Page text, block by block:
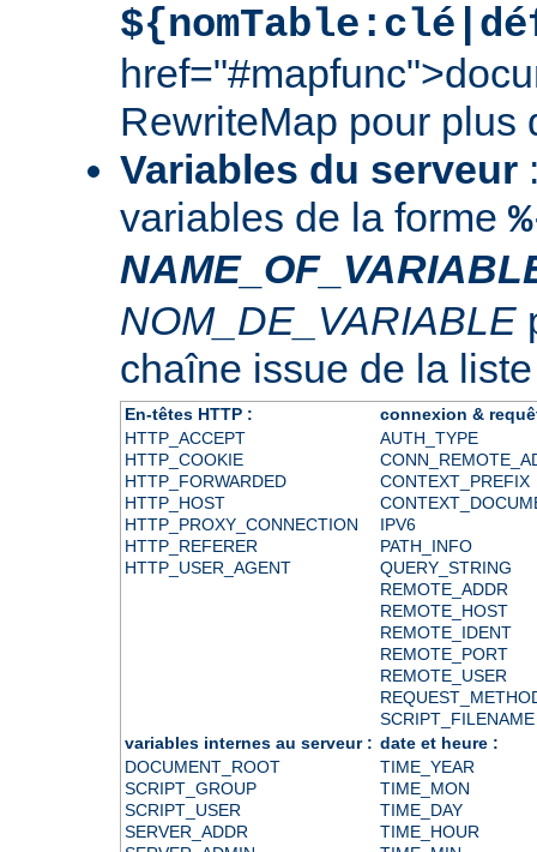
RewriteMap pour plus
Variables du serveur
variables de la forme
NOM_DE_VARIABLE
chaîne issue de la
En-têtes HTTP :
connexion &
HTTP_ACCEPT
HTTP_COOKIE
HTTP_FORWARDED
HTTP_HOST
HTTP_PROXY_CONNECTION
HTTP_REFERER
HTTP_USER_AGENT
AUTH_TYPE
CONTEXT_PREFIX
IPV6
PATH_INFO
QUERY_STRING
REMOTE_ADDR
REMOTE_HOST
REMOTE_IDENT
REMOTE_PORT
REMOTE_USER
SCRIPT_FILENAME
variables internes au serveur : date et heure :
DOCUMENT_ROOT
SCRIPT_GROUP
SCRIPT_USER
SERVER_ADDR
TIME_YEAR
TIME_MON
TIME_DAY
TIME_HOUR